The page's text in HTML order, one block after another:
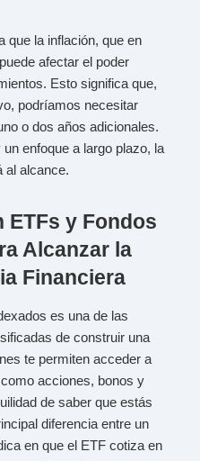
que la inflación, que en
afectar el poder
Esto significa que,
podríamos necesitar
o dos años adicionales.
enfoque a largo plazo, la
al alcance.
ETFs y Fondos
Alcanzar la
Financiera
es una de las
de construir una
te permiten acceder a
acciones, bonos y
de saber que estás
diferencia entre un
en que el ETF cotiza en